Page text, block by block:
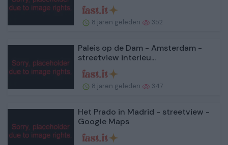
8 jaren geleden 352
Paleis op de Dam - Amsterdam -
streetview interieu...
8 jaren geleden 347
Het Prado in Madrid - streetview -
Google Maps